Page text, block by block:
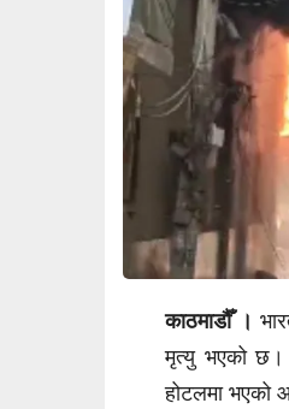
काठमाडौँ ।
मृत्यु भएको छ।
होटलमा भएको